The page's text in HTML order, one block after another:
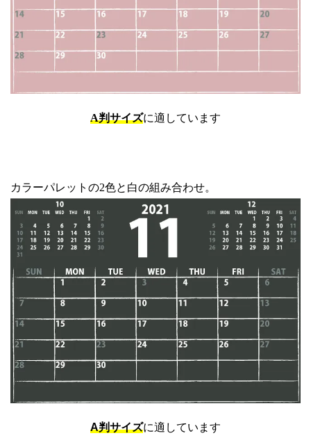
A判サイズに適しています
カラーパレットの2色と白の組み合わせ。
A判サイズに適しています